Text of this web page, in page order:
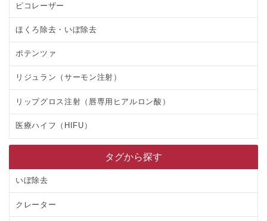
ピコレーザー
ほくろ除去・いぼ除去
ポテンツァ
リジュラン（サーモン注射）
リップグロス注射（唇専用ヒアルロン酸）
医療ハイフ（HIFU）
タグから探す
いぼ除去
クレーター